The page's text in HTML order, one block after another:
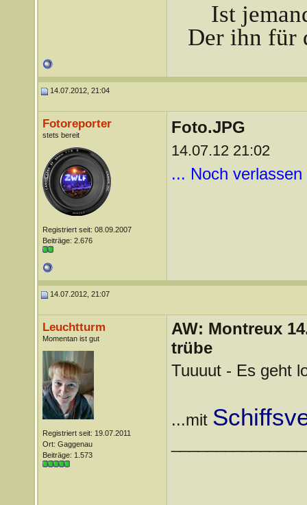
Ist
Der ihn für
14.07.2012, 21:04
Fotoreporter
stets bereit
Registriert seit: 08.09.2007
Beiträge: 2.676
Foto.JPG
14.07.12 21:02
... Noch
14.07.2012, 21:07
Leuchtturm
Momentan ist gut
Registriert seit: 19.07.2011
Ort: Gaggenau
Beiträge: 1.573
AW: Montreux
trübe
Tuuuut - Es geht
...mit